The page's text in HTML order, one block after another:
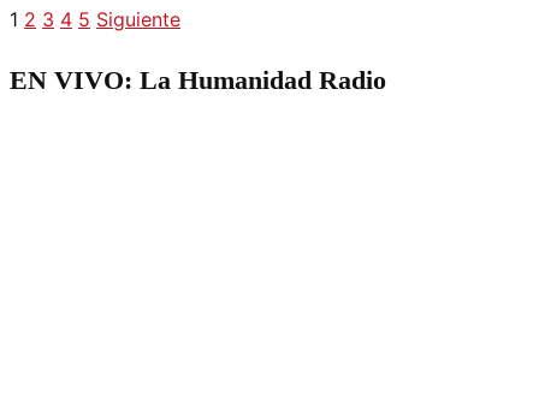
1 2 3 4 5 Siguiente
EN VIVO: La Humanidad Radio